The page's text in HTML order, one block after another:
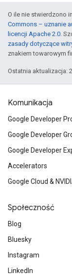
O ile nie stwierdzono
Commons – uznanie
licencji Apache 2.0.
zasady dotyczące
znakiem towarowym
Ostatnia aktualizacja:
Komunikacja
Google Developer
Google Developer
Google Developer
Accelerators
Google Cloud &
Społeczność
Blog
Bluesky
Instagram
LinkedIn